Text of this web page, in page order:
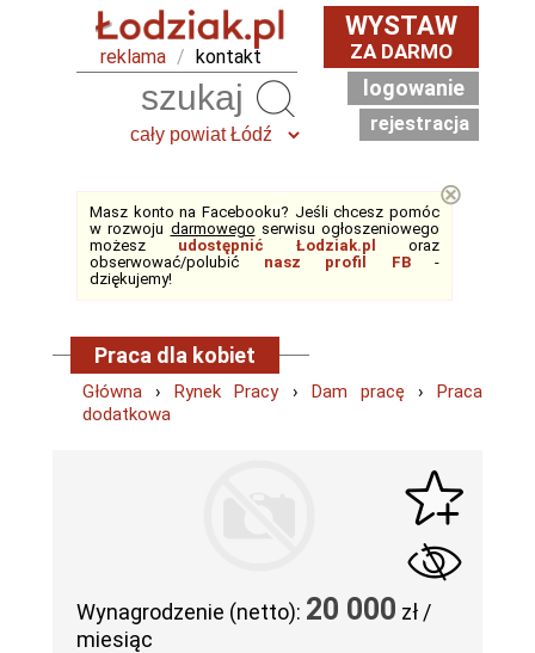
reklama / kontakt
WYSTAW
ZA DARMO
logowanie
rejestracja
Masz konto na Facebooku? Jeśli chcesz pomóc
w rozwoju darmowego serwisu ogłoszeniowego
możesz udostępnić Łodziak.pl
oraz
obserwować/polubić nasz profil FB-
dziękujemy!
⊗
Praca dla kobiet
Główna ›Rynek Pracy› Dam pracę › Praca
dodatkowa
Wynagrodzenie (netto): 20 000 zł /
miesiąc